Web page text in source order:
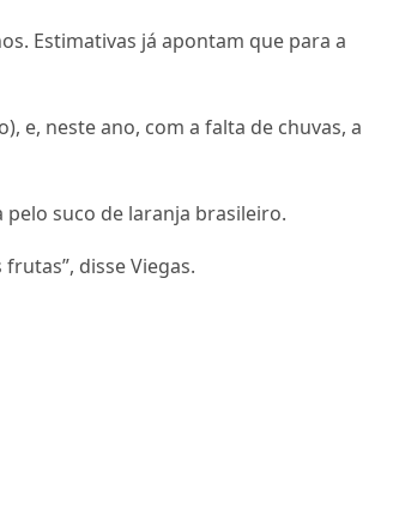
Estimativas já apontam que para a
e, neste ano, com a falta de chuvas, a
pelo suco de laranja brasileiro.
disse Viegas.